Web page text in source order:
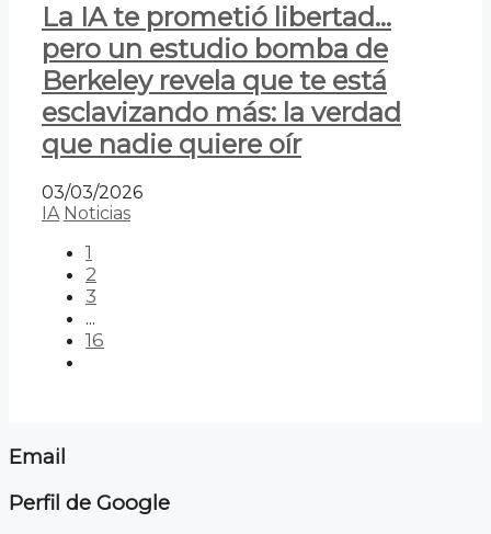
La IA te prometió libertad…
pero un estudio bomba de
Berkeley revela que te está
esclavizando más: la verdad
que nadie quiere oír
03/03/2026
IA Noticias
1
2
3
...
16
Email
Perfil de Google